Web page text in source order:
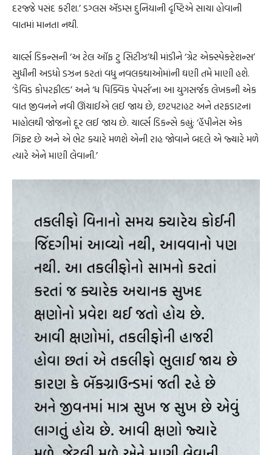
દરજ્જે પસંદ કરીશ.’ ડગ્લસ ઍડમ્સ દુનિયાની દૃષ્ટિએ સાચા હોવાની
વાતમાં માનતા નથી.
ચાર્લ્સ ડિકન્સની ‘અ ટેલ ઑફ ટુ સિટીઝ’થી માંડીને ‘ગ્રેટ એક્સ્પેક્ટેશન્સ’
સુધીની અડધો ડઝન કરતાં વધુ નવલકથાઓમાંની ઘણી તમે માણી હશે.
‘ડેવિડ કોપરફીલ્ડ’ અને ‘ધ પિક્વિક પેપર્સ’ના આ યુગસર્જક લેખકની એક
વાત જીવનને નવી ઊંચાઈએ લઈ જાય છે, છટપટાહટ અને તરફડાટના
માહોલથી જોજનો દૂર લઈ જાય છે. ચાર્લ્સ ડિકન્સે કહ્યું: ‘હૅપીનેસ એક
ગિફ્ટ છે અને એ ભેટ ક્યારે મળશે એની રાહ જોવાને બદલે એ જ્યારે મળે
ત્યારે એને માણી લેવાની.’